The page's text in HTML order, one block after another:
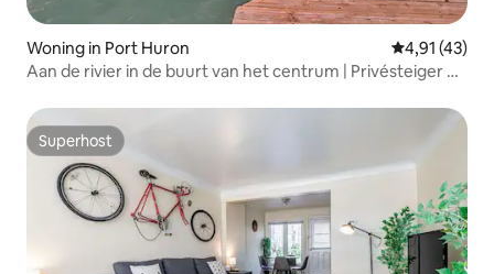
Woning in Port Huron Gemiddelde
4,91 (43)
Aan de rivier in de buurt van het centrum | Privésteiger en
Superhost
Superhost